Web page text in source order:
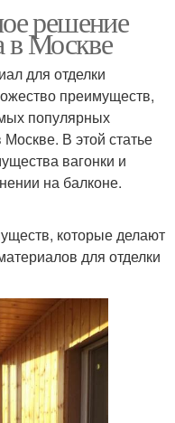
решение
в Москве
для отделки
преимуществ,
популярных
В этой статье
вагонки и
на балконе.
которые делают
для отделки